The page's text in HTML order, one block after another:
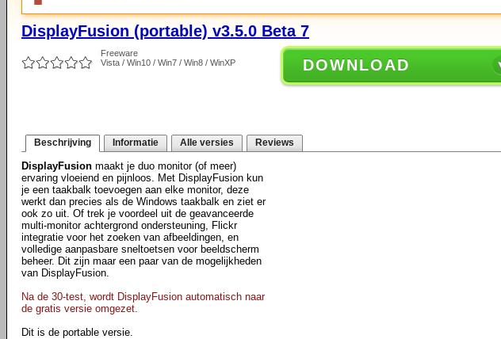
DisplayFusion (portable) v3.5.0 Beta 7
Freeware
Vista / Win10 / Win7 / Win8 / WinXP
DOWNLOAD
Beschrijving Informatie Alle versies Reviews
DisplayFusion maakt je duo monitor (of meer)
ervaring vloeiend en pijnloos. Met DisplayFusion kun
je een taakbalk toevoegen aan elke monitor, deze
werkt dan precies als de Windows taakbalk en ziet er
ook zo uit. Of trek je voordeel uit de geavanceerde
multi-monitor achtergrond ondersteuning, Flickr
integratie voor het zoeken van afbeeldingen, en
volledige aanpasbare sneltoetsen voor beeldscherm
beheer. Dit zijn maar een paar van de mogelijkheden
van DisplayFusion.
Na de 30-test, wordt DisplayFusion automatisch naar
de gratis versie omgezet.
Dit is de portable versie.